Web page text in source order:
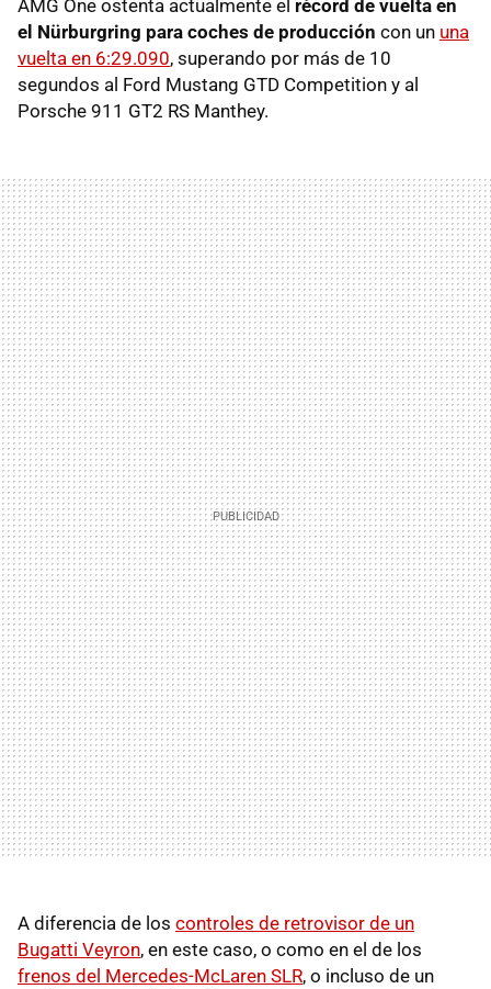
AMG One ostenta actualmente el récord de vuelta en
el Nürburgring para coches de producción con un una
vuelta en 6:29.090, superando por más de 10
segundos al Ford Mustang GTD Competition y al
Porsche 911 GT2 RS Manthey.
A diferencia de los controles de retrovisor de un
Bugatti Veyron, en este caso, o como en el de los
frenos del Mercedes-McLaren SLR, o incluso de un